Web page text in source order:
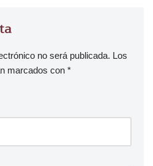
no será publicada. Los
marcados con *